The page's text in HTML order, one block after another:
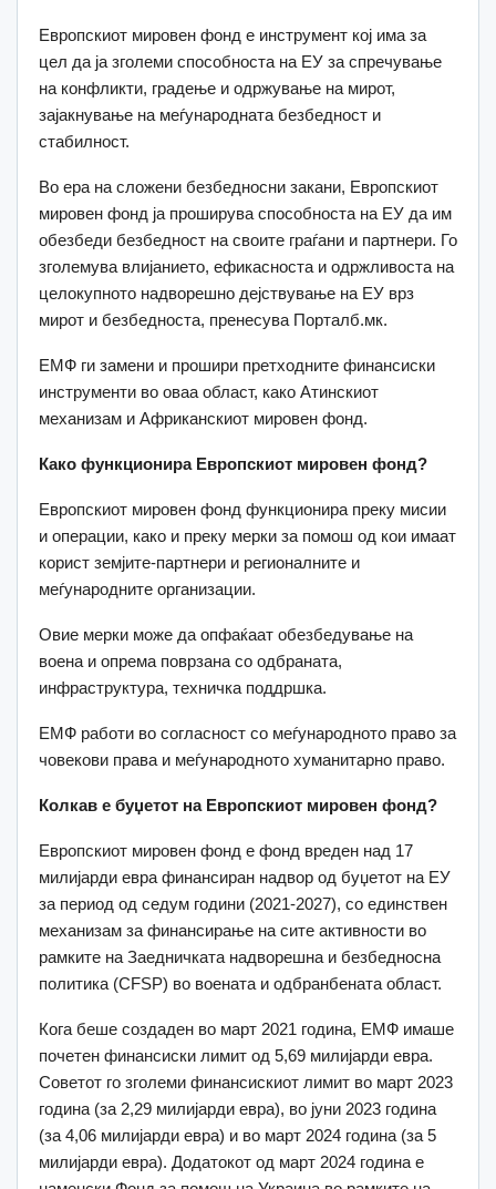
Европскиот мировен фонд е инструмент кој има за
цел да ја зголеми способноста на ЕУ за спречување
на конфликти, градење и одржување на мирот,
зајакнување на меѓународната безбедност и
стабилност.
Во ера на сложени безбедносни закани, Европскиот
мировен фонд ја проширува способноста на ЕУ да им
обезбеди безбедност на своите граѓани и партнери. Го
зголемува влијанието, ефикасноста и одржливоста на
целокупното надворешно дејствување на ЕУ врз
мирот и безбедноста, пренесува Порталб.мк.
ЕМФ ги замени и прошири претходните финансиски
инструменти во оваа област, како Атинскиот
механизам и Африканскиот мировен фонд.
Како функционира Европскиот мировен фонд?
Европскиот мировен фонд функционира преку мисии
и операции, како и преку мерки за помош од кои имаат
корист земјите-партнери и регионалните и
меѓународните организации.
Овие мерки може да опфаќаат обезбедување на
воена и опрема поврзана со одбраната,
инфраструктура, техничка поддршка.
ЕМФ работи во согласност со меѓународното право за
човекови права и меѓународното хуманитарно право.
Колкав е буџетот на Европскиот мировен фонд?
Европскиот мировен фонд е фонд вреден над 17
милијарди евра финансиран надвор од буџетот на ЕУ
за период од седум години (2021-2027), со единствен
механизам за финансирање на сите активности во
рамките на Заедничката надворешна и безбедносна
политика (CFSP) во воената и одбранбената област.
Кога беше создаден во март 2021 година, ЕМФ имаше
почетен финансиски лимит од 5,69 милијарди евра.
Советот го зголеми финансискиот лимит во март 2023
година (за 2,29 милијарди евра), во јуни 2023 година
(за 4,06 милијарди евра) и во март 2024 година (за 5
милијарди евра). Додатокот од март 2024 година е